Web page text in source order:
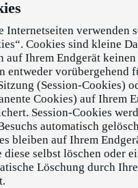
Internetseiten verwenden
Cookies sind kleine
auf Ihrem Endgerät keinen
entweder vorübergehend
(Session-Cookies)
Cookies) auf Ihrem
Session-Cookies
automatisch
bleiben auf Ihrem
diese selbst löschen oder
Löschung durch